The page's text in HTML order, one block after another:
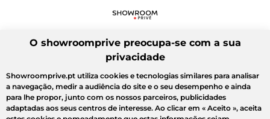
O showroomprive preocupa-se com a sua
privacidade
Showroomprive.pt utiliza cookies e tecnologias similares para analisar
a navegação, medir a audiência do site e o seu desempenho e ainda
para lhe propor, junto com os nossos parceiros, publicidades
adaptadas aos seus centros de interesse. Ao clicar em « Aceito », aceita